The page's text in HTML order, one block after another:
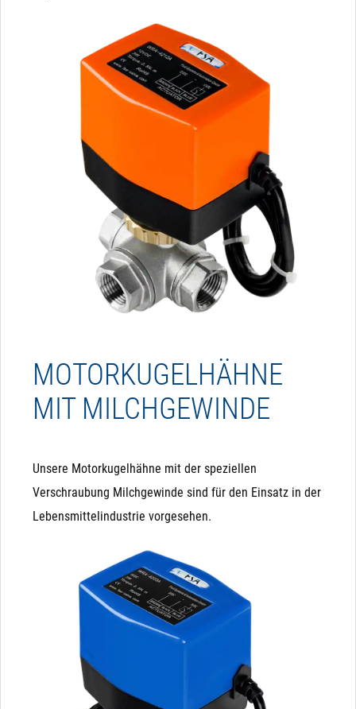
MOTORKUGELHÄHNE
MIT MILCHGEWINDE
Unsere Motorkugelhähne mit der speziellen
Verschraubung Milchgewinde sind für den Einsatz in der
Lebensmittelindustrie vorgesehen.